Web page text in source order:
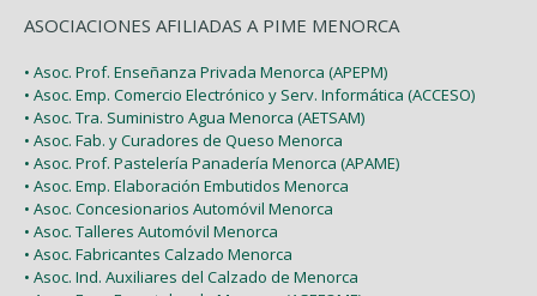
ASOCIACIONES AFILIADAS A PIME MENORCA
• Asoc. Prof. Enseñanza Privada Menorca (APEPM)
• Asoc. Emp. Comercio Electrónico y Serv. Informática (ACCESO)
• Asoc. Tra. Suministro Agua Menorca (AETSAM)
• Asoc. Fab. y Curadores de Queso Menorca
• Asoc. Prof. Pastelería Panadería Menorca (APAME)
• Asoc. Emp. Elaboración Embutidos Menorca
• Asoc. Concesionarios Automóvil Menorca
• Asoc. Talleres Automóvil Menorca
• Asoc. Fabricantes Calzado Menorca
• Asoc. Ind. Auxiliares del Calzado de Menorca